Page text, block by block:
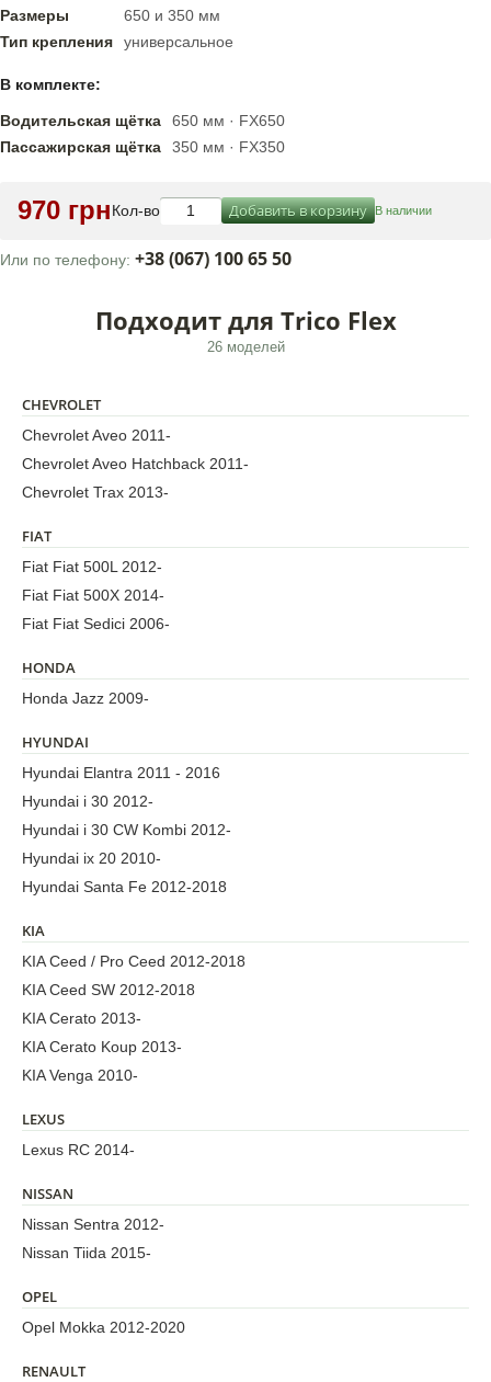
Размеры
650 и 350 мм
Тип крепления
универсальное
В комплекте:
Водительская щётка
650 мм · FX650
Пассажирская щётка
350 мм · FX350
970 грнКол-во Добавить в корзину В наличии
Или по телефону: +38 (067) 100 65 50
Подходит для Trico Flex
26 моделей
CHEVROLET
Chevrolet Aveo 2011-
Chevrolet Aveo Hatchback 2011-
Chevrolet Trax 2013-
FIAT
Fiat Fiat 500L 2012-
Fiat Fiat 500X 2014-
Fiat Fiat Sedici 2006-
HONDA
Honda Jazz 2009-
HYUNDAI
Hyundai Elantra 2011 - 2016
Hyundai i 30 2012-
Hyundai i 30 CW Kombi 2012-
Hyundai ix 20 2010-
Hyundai Santa Fe 2012-2018
KIA
KIA Ceed / Pro Ceed 2012-2018
KIA Ceed SW 2012-2018
KIA Cerato 2013-
KIA Cerato Koup 2013-
KIA Venga 2010-
LEXUS
Lexus RC 2014-
NISSAN
Nissan Sentra 2012-
Nissan Tiida 2015-
OPEL
Opel Mokka 2012-2020
RENAULT